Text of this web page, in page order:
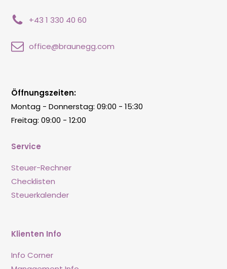
+43 1 330 40 60
office@braunegg.com
Service
Steuer-Rechner
Checklisten
Steuerkalender
Klienten Info
Info Corner
Öffnungszeiten:
Montag - Donnerstag: 09:00 - 15:30
Freitag: 09:00 - 12:00